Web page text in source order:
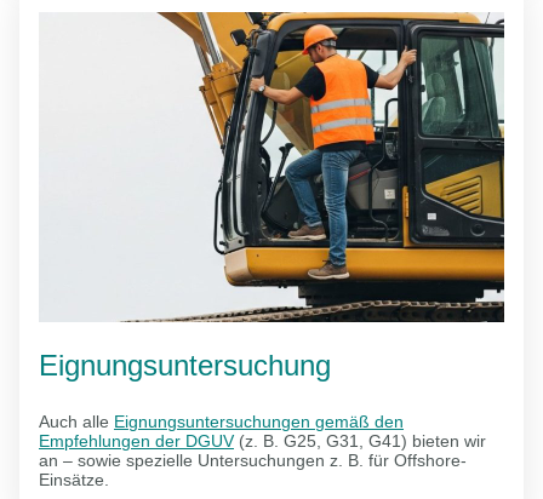
Eignungsuntersuchung
Auch alle Eignungsuntersuchungen gemäß den
Empfehlungen der DGUV(z. B. G25, G31, G41) bieten wir
an – sowie spezielle Untersuchungen z. B. für Offshore-
Einsätze.